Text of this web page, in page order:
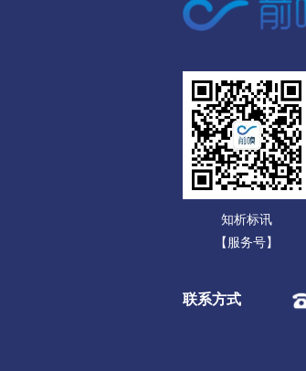
知析标讯
【服务号】
联系方式